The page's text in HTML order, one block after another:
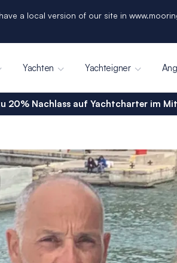
a local version of our site in
Yachten Yachteigner
20% Nachlass auf Yachtcharter im